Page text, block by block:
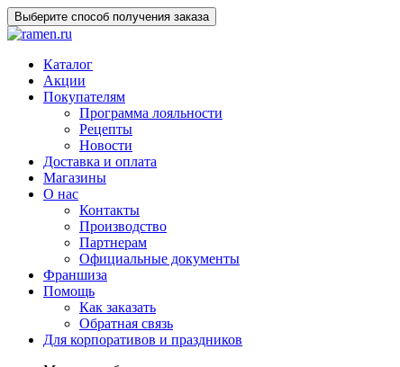
Выберите способ получения заказа
Каталог
Акции
Покупателям
Программа лояльности
Рецепты
Новости
Доставка и оплата
Магазины
О нас
Контакты
Производство
Партнерам
Официальные документы
Франшиза
Помощь
Как заказать
Обратная связь
Для корпоративов и праздников